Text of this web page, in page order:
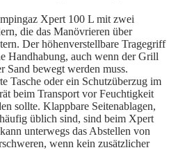
Xpert 100 L mit zwei
die das Manövrieren über
Der höhenverstellbare Tragegriff
Handhabung, auch wenn der Grill
Sand bewegt werden muss.
Tasche oder ein Schutzüberzug im
beim Transport vor Feuchtigkeit
sollte. Klappbare Seitenablagen,
üblich sind, sind beim Xpert
unterwegs das Abstellen von
wenn kein zusätzlicher